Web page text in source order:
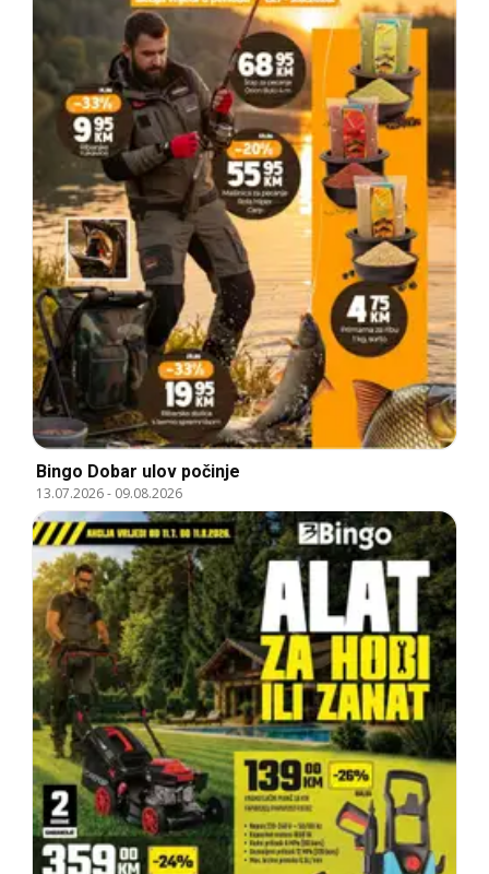
Bingo Dobar ulov počinje
13.07.2026- 09.08.2026